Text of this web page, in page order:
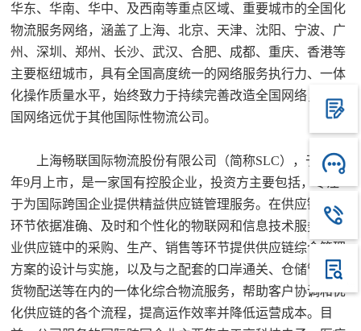
华东、华南、华中、及西南等重点区域、重要城市的全国化
物流服务网络，涵盖了上海、北京、天津、沈阳、宁波、广
州、深圳、郑州、长沙、武汉、合肥、成都、重庆、香港等
主要枢纽城市，具有全国高度统一的网络服务执行力、一体
化操作质量水平，始终致力于持续完善改造全国网络，在中
国网络远优于其他国际性物流公司。
上海畅联国际物流股份有限公司（简称SLC），于2017
年9月上市，是一家国有控股企业，投资方主要包括，专注
于为国际跨国企业提供精益供应链管理服务。在供应链中各
环节依据准确、及时和个性化的物联网和信息技术服务为企
业供应链中的采购、生产、销售等环节提供供应链综合管理
方案的设计与实施，以及与之配套的口岸通关、仓储管理、
货物配送等在内的一体化综合物流服务，帮助客户协调和优
化供应链的各个流程，提高运作效率并降低运营成本。目